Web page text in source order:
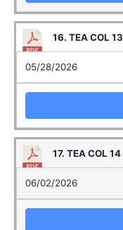
16. TEA COL 13
05/28/2026
17. TEA COL 14
06/02/2026